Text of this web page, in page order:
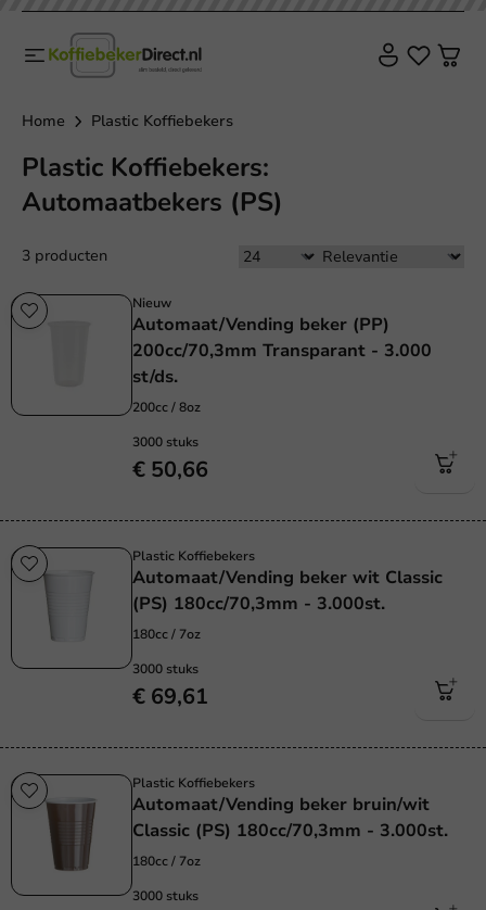
Home Plastic Koffiebekers
Plastic Koffiebekers:
Automaatbekers (PS)
3 producten
Nieuw
Automaat/Vending beker (PP)
200cc/70,3mm Transparant - 3.000
st/ds.
200cc / 8oz
3000 stuks
€ 50,66
Plastic Koffiebekers
Automaat/Vending beker wit Classic
(PS) 180cc/70,3mm - 3.000st.
180cc / 7oz
3000 stuks
€ 69,61
Plastic Koffiebekers
Automaat/Vending beker bruin/wit
Classic (PS) 180cc/70,3mm - 3.000st.
180cc / 7oz
3000 stuks